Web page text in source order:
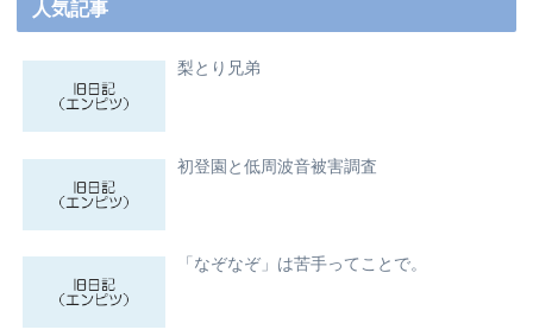
人気記事
梨とり兄弟
初登園と低周波音被害調査
「なぞなぞ」は苦手ってことで。